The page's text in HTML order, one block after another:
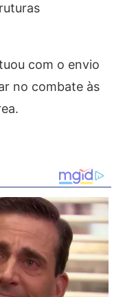
com o envio
no combate às